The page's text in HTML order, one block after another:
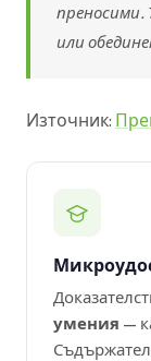
преносими.
или
Източник:
умения —